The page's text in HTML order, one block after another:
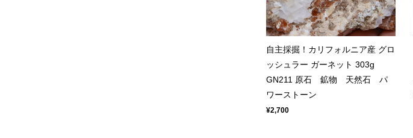
自主採掘！カリフォルニア産 グロ
ッシュラー ガーネット 303g
GN211 原石 鉱物 天然石 パ
ワーストーン
¥2,700